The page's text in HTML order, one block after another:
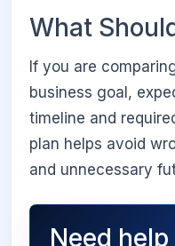
What
If you are
business goal,
timeline and
plan helps avoid
and unnecessary
Need